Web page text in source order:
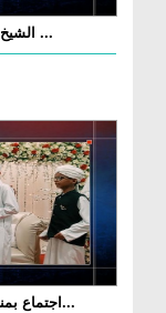
الشيخ محمد عمران العطاري يفتتح 96 منزلاً للأيتام ...
اجتماع بمناسبة تكريم طلاب مدرسة المدينة وجامعة ال...